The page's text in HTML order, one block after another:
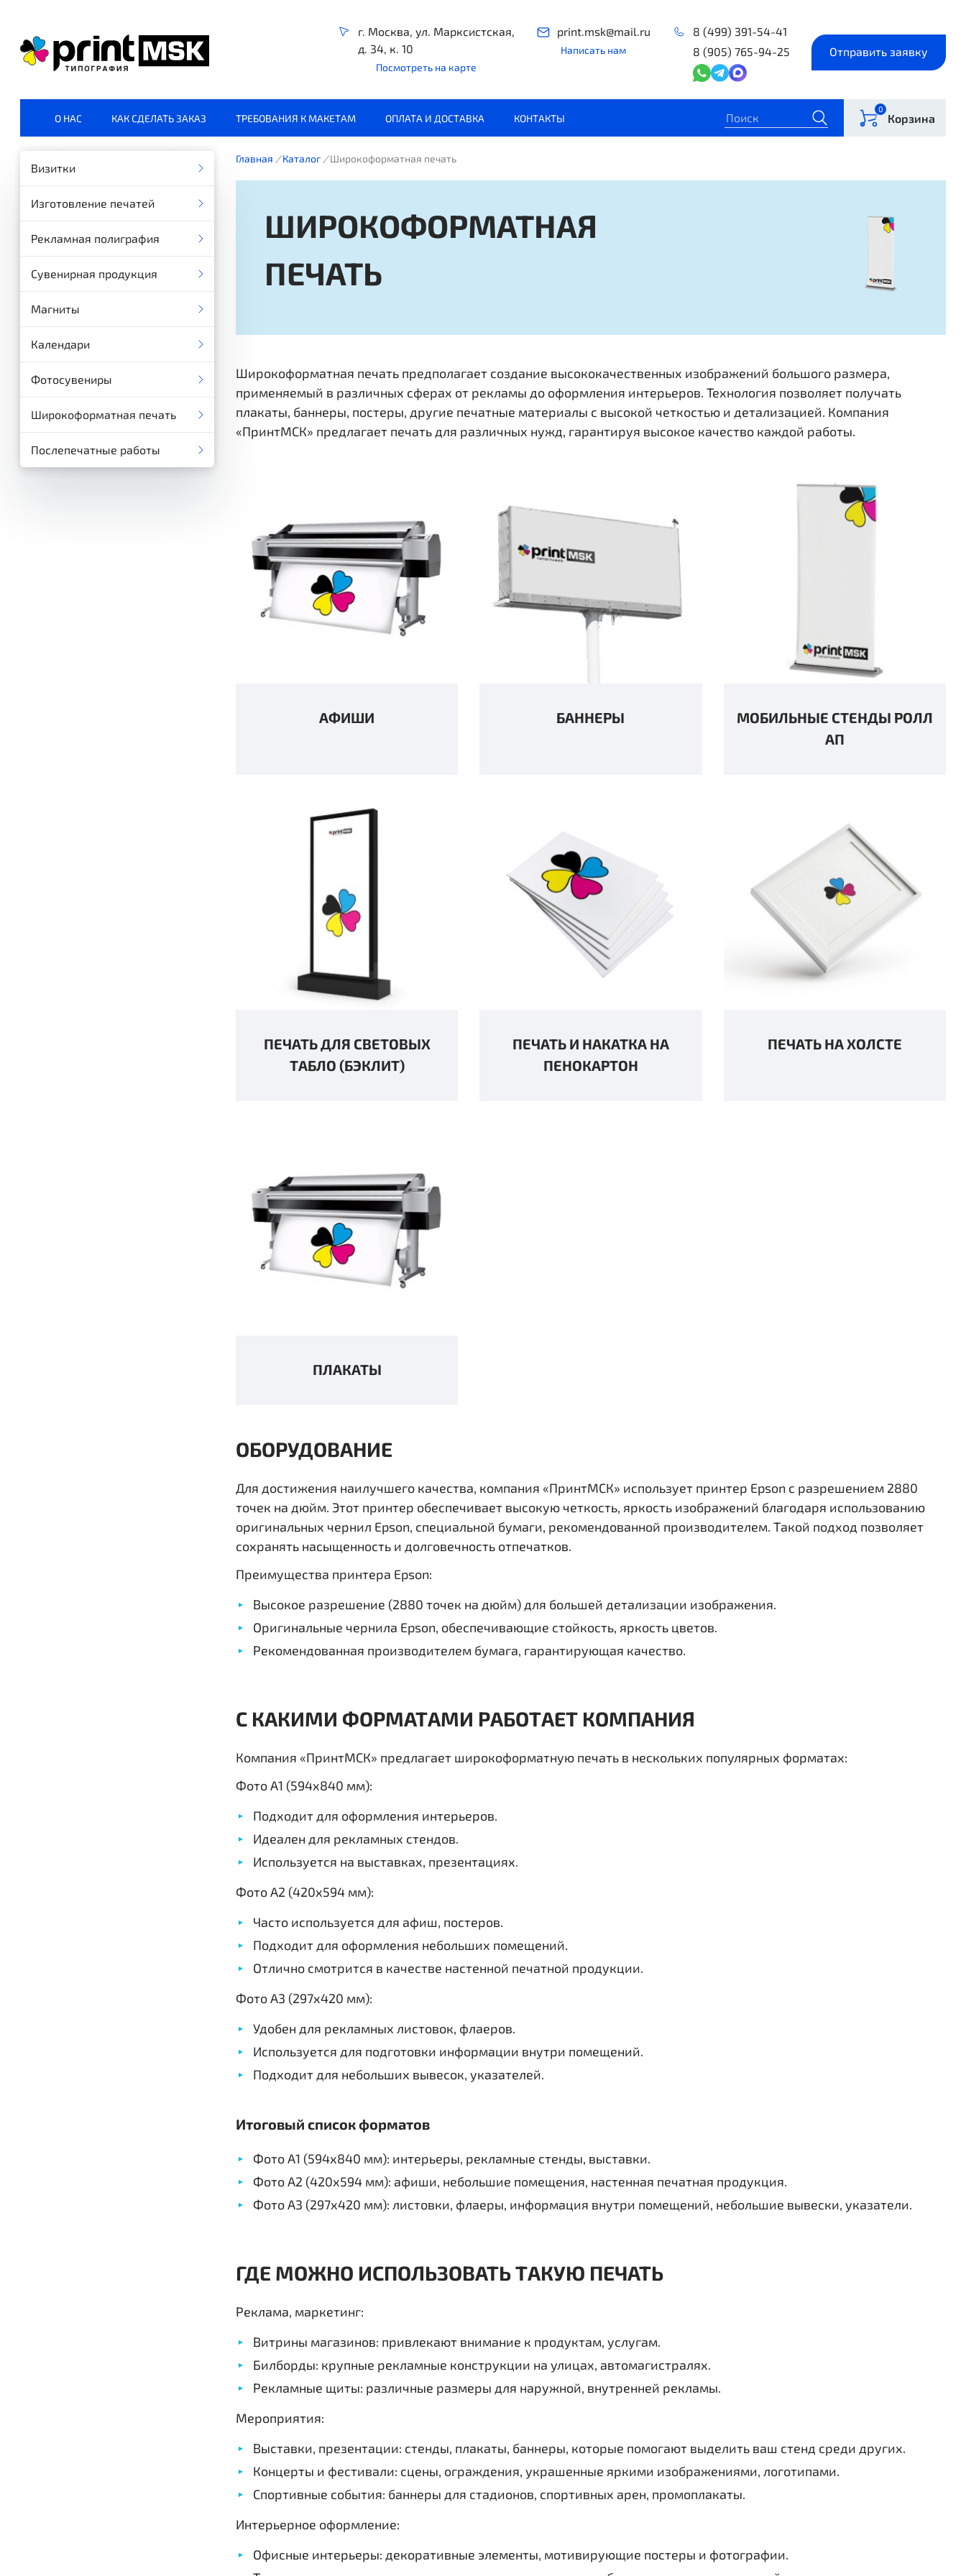
г. Москва, ул. Марксистская,
д. 34, к. 10
Посмотреть на карте
print.msk@mail.ru
Написать нам
8 (499) 391-54-41
8 (905) 765-94-25
Отправить заявку
О НАС КАК СДЕЛАТЬ ЗАКАЗ ТРЕБОВАНИЯ К МАКЕТАМ ОПЛАТА И ДОСТАВКА КОНТАКТЫ
0
Корзина
Визитки
Изготовление печатей
Рекламная полиграфия
Сувенирная продукция
Магниты
Календари
Фотосувениры
Широкоформатная печать
Послепечатные работы
Главная / Каталог / Широкоформатная печать
ШИРОКОФОРМАТНАЯ
ПЕЧАТЬ
Широкоформатная печать предполагает создание высококачественных изображений большого размера,
применяемый в различных сферах от рекламы до оформления интерьеров. Технология позволяет получать
плакаты, баннеры, постеры, другие печатные материалы с высокой четкостью и детализацией. Компания
«ПринтМСК» предлагает печать для различных нужд, гарантируя высокое качество каждой работы.
АФИШИ БАННЕРЫ
МОБИЛЬНЫЕ СТЕНДЫ РОЛЛ
АП
ПЕЧАТЬ ДЛЯ СВЕТОВЫХ
ТАБЛО (БЭКЛИТ)
ПЕЧАТЬ И НАКАТКА НА
ПЕНОКАРТОН
ПЕЧАТЬ НА ХОЛСТЕ
ПЛАКАТЫ
ОБОРУДОВАНИЕ
Для достижения наилучшего качества, компания «ПринтМСК» использует принтер Epson с разрешением 2880
точек на дюйм. Этот принтер обеспечивает высокую четкость, яркость изображений благодаря использованию
оригинальных чернил Epson, специальной бумаги, рекомендованной производителем. Такой подход позволяет
сохранять насыщенность и долговечность отпечатков.
Преимущества принтера Epson:
Высокое разрешение (2880 точек на дюйм) для большей детализации изображения.
Оригинальные чернила Epson, обеспечивающие стойкость, яркость цветов.
Рекомендованная производителем бумага, гарантирующая качество.
С КАКИМИ ФОРМАТАМИ РАБОТАЕТ КОМПАНИЯ
Компания «ПринтМСК» предлагает широкоформатную печать в нескольких популярных форматах:
Фото А1 (594х840 мм):
Подходит для оформления интерьеров.
Идеален для рекламных стендов.
Используется на выставках, презентациях.
Фото А2 (420х594 мм):
Часто используется для афиш, постеров.
Подходит для оформления небольших помещений.
Отлично смотрится в качестве настенной печатной продукции.
Фото А3 (297х420 мм):
Удобен для рекламных листовок, флаеров.
Используется для подготовки информации внутри помещений.
Подходит для небольших вывесок, указателей.
Итоговый список форматов
Фото А1 (594х840 мм): интерьеры, рекламные стенды, выставки.
Фото А2 (420х594 мм): афиши, небольшие помещения, настенная печатная продукция.
Фото А3 (297х420 мм): листовки, флаеры, информация внутри помещений, небольшие вывески, указатели.
ГДЕ МОЖНО ИСПОЛЬЗОВАТЬ ТАКУЮ ПЕЧАТЬ
Реклама, маркетинг:
Витрины магазинов: привлекают внимание к продуктам, услугам.
Билборды: крупные рекламные конструкции на улицах, автомагистралях.
Рекламные щиты: различные размеры для наружной, внутренней рекламы.
Мероприятия:
Выставки, презентации: стенды, плакаты, баннеры, которые помогают выделить ваш стенд среди других.
Концерты и фестивали: сцены, ограждения, украшенные яркими изображениями, логотипами.
Спортивные события: баннеры для стадионов, спортивных арен, промоплакаты.
Интерьерное оформление:
Офисные интерьеры: декоративные элементы, мотивирующие постеры и фотографии.